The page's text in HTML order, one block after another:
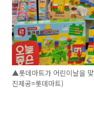
▲롯데마트가 어린이날을
진제공=롯데마트)